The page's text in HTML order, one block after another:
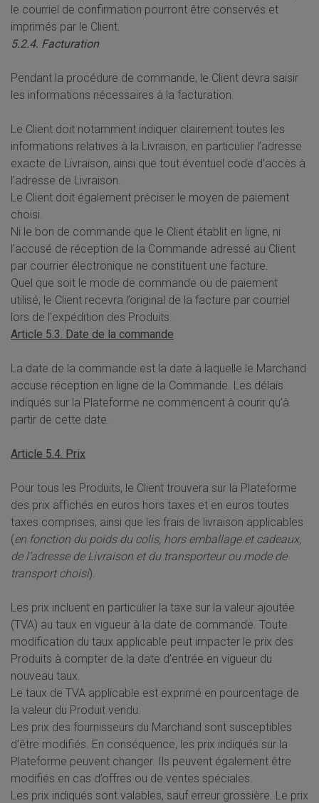
le courriel de confirmation pourront être conservés et
imprimés par le Client.
5.2.4. Facturation
Pendant la procédure de commande, le Client devra saisir
les informations nécessaires à la facturation.
Le Client doit notamment indiquer clairement toutes les
informations relatives à la Livraison, en particulier l’adresse
exacte de Livraison, ainsi que tout éventuel code d’accès à
l’adresse de Livraison.
Le Client doit également préciser le moyen de paiement
choisi.
Ni le bon de commande que le Client établit en ligne, ni
l’accusé de réception de la Commande adressé au Client
par courrier électronique ne constituent une facture.
Quel que soit le mode de commande ou de paiement
utilisé, le Client recevra l’original de la facture par courriel
lors de l’expédition des Produits.
Article 5.3. Date de la commande
La date de la commande est la date à laquelle le Marchand
accuse réception en ligne de la Commande. Les délais
indiqués sur la Plateforme ne commencent à courir qu’à
partir de cette date.
Article 5.4. Prix
Pour tous les Produits, le Client trouvera sur la Plateforme
des prix affichés en euros hors taxes et en euros toutes
taxes comprises, ainsi que les frais de livraison applicables
(en fonction du poids du colis, hors emballage et cadeaux,
de l’adresse de Livraison et du transporteur ou mode de
transport choisi).
Les prix incluent en particulier la taxe sur la valeur ajoutée
(TVA) au taux en vigueur à la date de commande. Toute
modification du taux applicable peut impacter le prix des
Produits à compter de la date d’entrée en vigueur du
nouveau taux.
Le taux de TVA applicable est exprimé en pourcentage de
la valeur du Produit vendu.
Les prix des fournisseurs du Marchand sont susceptibles
d’être modifiés. En conséquence, les prix indiqués sur la
Plateforme peuvent changer. Ils peuvent également être
modifiés en cas d’offres ou de ventes spéciales.
Les prix indiqués sont valables, sauf erreur grossière. Le prix